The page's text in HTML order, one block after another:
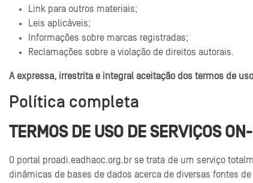
Link para outros materiais;
Leis aplicáveis;
Informações sobre marcas registradas;
Reclamações sobre a violação de direitos autorais.
A expressa, irrestrita e integral aceitação dos termos de
Política completa
TERMOS DE USO DE SERVIÇOS
O portal proadi.eadhaoc.org.br se trata de um serviço
dinâmicas de bases de dados acerca de diversas fontes